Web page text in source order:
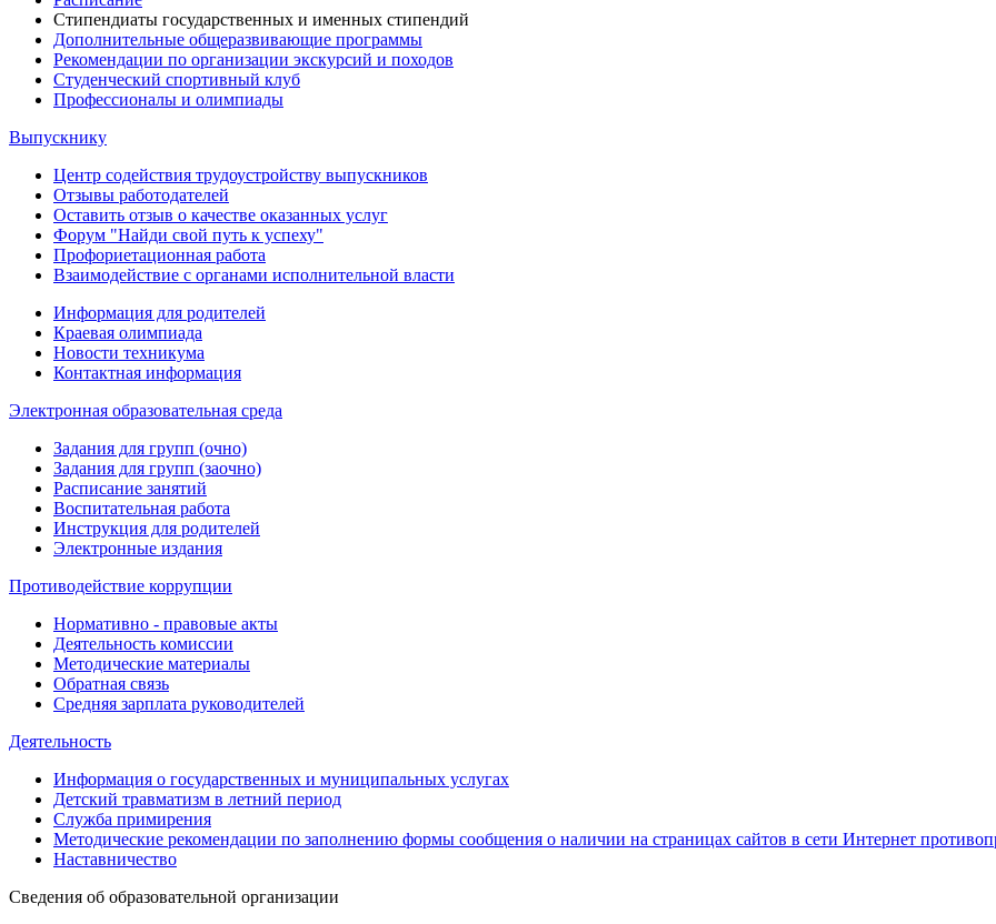
Стипендиаты государственных и именных стипендий
Дополнительные общеразвивающие программы
Рекомендации по организации экскурсий и походов
Студенческий спортивный клуб
Профессионалы и олимпиады
Выпускнику
Центр содействия трудоустройству выпускников
Отзывы работодателей
Оставить отзыв о качестве оказанных услуг
Форум "Найди свой путь к успеху"
Профориетационная работа
Взаимодействие с органами исполнительной власти
Информация для родителей
Краевая олимпиада
Новости техникума
Контактная информация
Электронная образовательная среда
Задания для групп (очно)
Задания для групп (заочно)
Расписание занятий
Воспитательная работа
Инструкция для родителей
Электронные издания
Противодействие коррупции
Нормативно - правовые акты
Деятельность комиссии
Методические материалы
Обратная связь
Средняя зарплата руководителей
Деятельность
Информация о государственных и муниципальных услугах
Детский травматизм в летний период
Служба примирения
Методические рекомендации по заполнению формы сообщения о наличии на страницах сайтов в сети Интернет
Наставничество
Сведения об образовательной организации